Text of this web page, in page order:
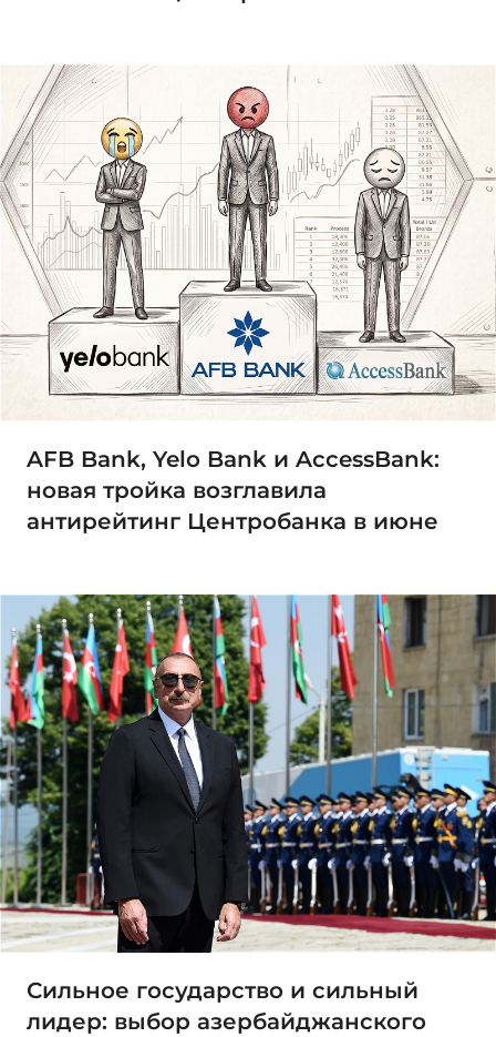
AFB Bank, Yelo Bank и AccessBank:
новая тройка возглавила
антирейтинг Центробанка в июне
Сильное государство и сильный
лидер: выбор азербайджанского